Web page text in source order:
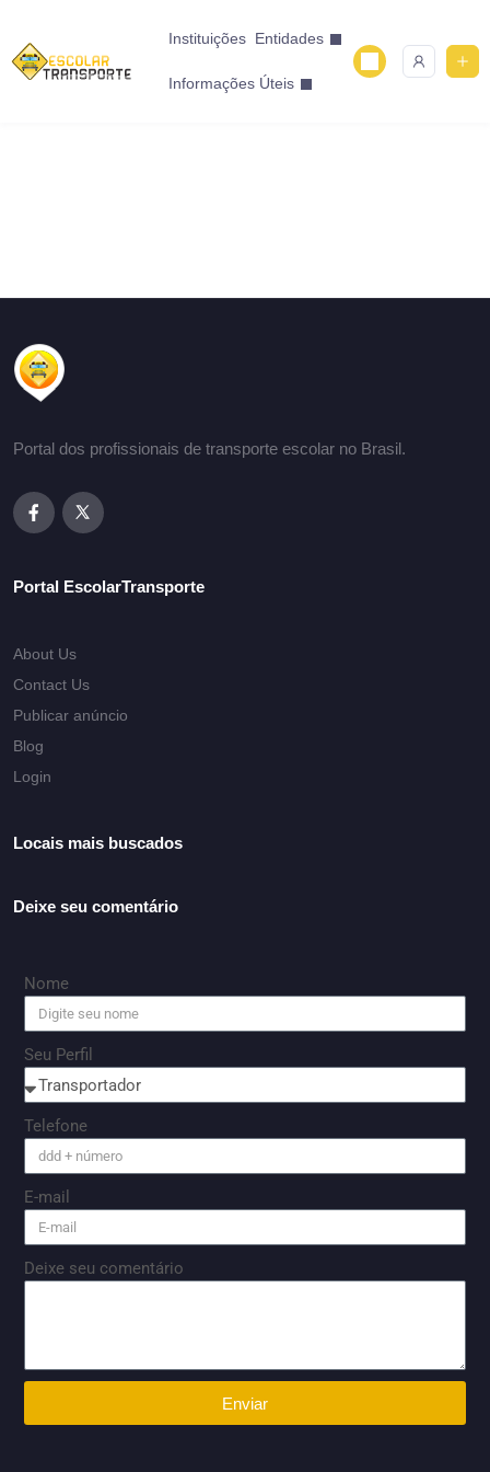
Instituições Entidades
Informações Úteis
Portal dos profissionais de transporte escolar no Brasil.
Portal EscolarTransporte
About Us
Contact Us
Publicar anúncio
Blog
Login
Locais mais buscados
Deixe seu comentário
Nome
Seu Perfil
Telefone
E-mail
Deixe seu comentário
Enviar